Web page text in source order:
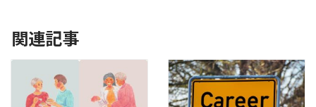
関連記事